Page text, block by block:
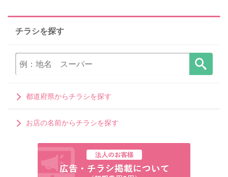
チラシを探す
都道府県からチラシを探す
お店の名前からチラシを探す